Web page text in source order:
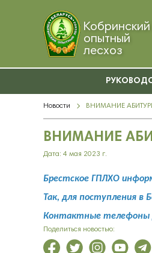
Кобринский
опытный
лесхоз
Новости ВНИМАНИЕ
ВНИМАНИЕ
Дата: 4 мая 2023 г.
Брестское ГПЛХО
Так, для поступления в
Контактные телефоны
Поделиться новостью: